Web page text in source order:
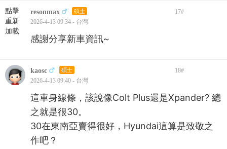
點擊
重新
加載
resonmax 碩士 17#
2026-4-13 09:34 - 台灣
感謝分享新車資訊~
kaosc 碩士 18#
2026-4-13 09:40 - 台灣
這車身線條，該說像Colt Plus還是Xpander? 總
之就是很30。
30在東南亞賣得很好，Hyundai這算是致敬之
作吧？